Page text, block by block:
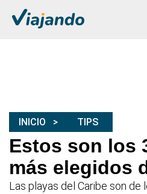
INICIO TIPS
Estos son los
más elegidos
Las playas del Caribe son de